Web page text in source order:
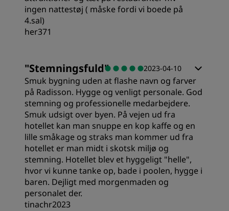
ingen nattestøj ( måske fordi vi boede på
4.sal)
her371
Værdi
Søvnkvalitet
Sted
Renlighed
"Stemningsfuld" 2023-04-10
Smuk bygning uden at flashe navn og farver
på Radisson. Hygge og venligt personale. God
stemning og professionelle medarbejdere.
Smuk udsigt over byen. På vejen ud fra
hotellet kan man snuppe en kop kaffe og en
lille småkage og straks man kommer ud fra
hotellet er man midt i skotsk miljø og
stemning. Hotellet blev et hyggeligt "helle",
hvor vi kunne tanke op, bade i poolen, hygge i
baren. Dejligt med morgenmaden og
personalet der.
tinachr2023